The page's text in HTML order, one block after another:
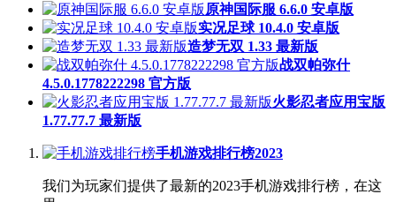
原神国际服 6.6.0 安卓版
实况足球 10.4.0 安卓版
造梦无双 1.33 最新版
战双帕弥什
4.5.0.1778222298 官方版
火影忍者应用宝版
1.77.77.7 最新版
手机游戏排行榜2023
我们为玩家们提供了最新的2023手机游戏排行榜，在这